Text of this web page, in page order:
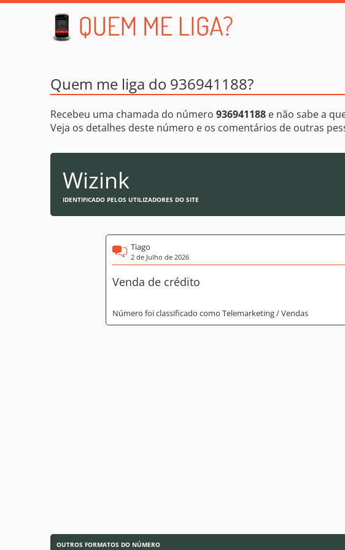
Quem me liga do 936941188?
Recebeu uma chamada do número 936941188 e não sabe a
Veja os detalhes deste número e os comentários de outras
Wizink
IDENTIFICADO PELOS UTILIZADORES DO SITE
Tiago
2 de Julho de 2026
Venda de crédito
Número foi classificado como Telemarketing / Vendas
OUTROS FORMATOS DO NÚMERO